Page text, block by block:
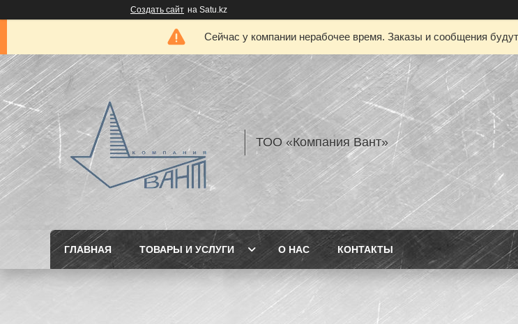
Создать сайт на Satu.kz
Сейчас у компании нерабочее время. Заказы и сообщения
ТОО «Компания Вант»
ГЛАВНАЯ ТОВАРЫ И УСЛУГИ О НАС КОНТАКТЫ